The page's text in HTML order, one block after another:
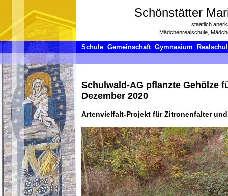
Schönstätter
staatlich
Mädchenrealschule,
Schule Gemeinschaft Gymnasium
Schulwald-AG pflanzte Gehölze
Dezember 2020
Artenvielfalt-Projekt für Zitronenfalter